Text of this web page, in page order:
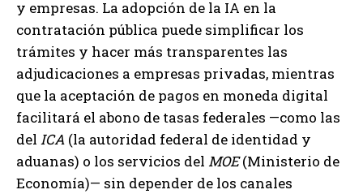
y empresas. La adopción de la IA en la
contratación pública puede simplificar los
trámites y hacer más transparentes las
adjudicaciones a empresas privadas, mientras
que la aceptación de pagos en moneda digital
facilitará el abono de tasas federales —como las
del ICA (la autoridad federal de identidad y
aduanas) o los servicios del MOE(Ministerio de
Economía)— sin depender de los canales